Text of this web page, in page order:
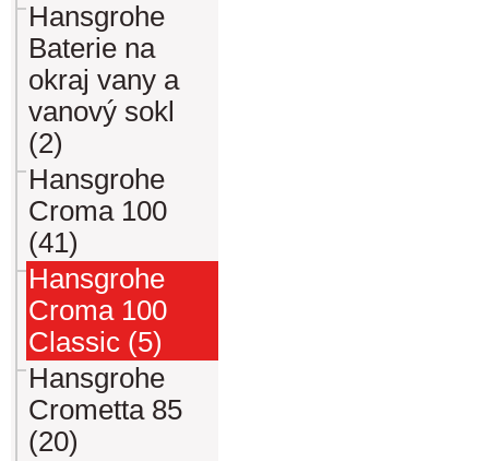
Hansgrohe
Baterie na
okraj vany a
vanový sokl
(2)
Hansgrohe
Croma 100
(41)
Hansgrohe
Croma 100
Classic (5)
Hansgrohe
Crometta 85
(20)